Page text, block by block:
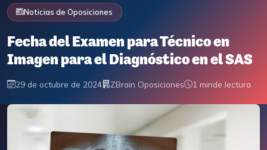
Noticias de Oposiciones
Fecha del Examen para Técnico en
Imagen para el Diagnóstico en el SAS
29 de octubre de 2024 ZBrain Oposiciones 1 minde lectura